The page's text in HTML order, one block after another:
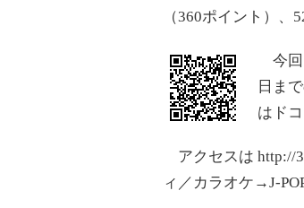
（360ポイント）、
今回
日ま
はド
アクセスは http://
ィ／カラオケ→J-